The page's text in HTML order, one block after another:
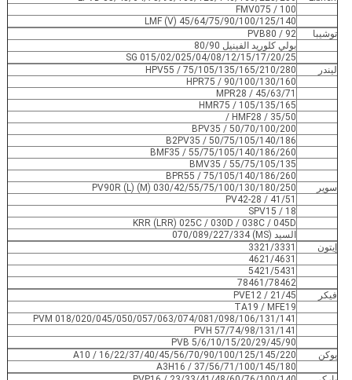
FMV075 / 100
LMF (V) 45/64/75/90/100/125/140
توشيبا
PVB80 / 92
بولي كلوريد الفينيل 80/90
SG 015/02/025/04/08/12/15/17/20/25
ليندر
HPV55 / 75/105/135/165/210/280
HPR75 / 90/100/130/160
MPR28 / 45/63/71
HMR75 / 105/135/165
HMF28 / 35/50 /
BPV35 / 50/70/100/200
B2PV35 / 50/75/105/140/186
BMF35 / 55/75/105/140/186/260
BMV35 / 55/75/105/135
BPR55 / 75/105/140/186/260
سوير
PV90R (L) (M) 030/42/55/75/100/130/180/250
PV42-28 / 41/51
SPV15 / 18
KRR (LRR) 025C / 030D / 038C / 045D
السيد (MS) 070/089/227/334
إيتون
3321/3331
4621/4631
5421/5431
78461/78462
فيكر
PVE12 / 21/45
TA19 / MFE19
PVM 018/020/045/050/057/063/074/081/098/106/131/141
PVH 57/74/98/131/141
PVB 5/6/10/15/20/29/45/90
يوكن
A10 / 16/22/37/40/45/56/70/90/100/125/145/220
A3H16 / 37/56/71/100/145/180